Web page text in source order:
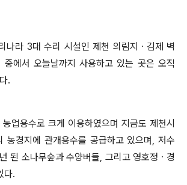
나라 3대 수리 시설인 제천 의림지 ㆍ 김제 벽
중에서 오늘날까지 사용하고 있는 곳은 오직
.
업용수로 크게 이용하였으며 지금도 제천시
농경지에 관개용수를 공급하고 있으며,저수
된 소나무숲과 수양버들, 그리고 영호정 ㆍ 경
다.